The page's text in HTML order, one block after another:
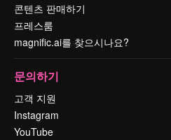
콘텐츠 판매하기
프레스룸
magnific.ai를 찾으시나요?
문의하기
고객 지원
Instagram
YouTube